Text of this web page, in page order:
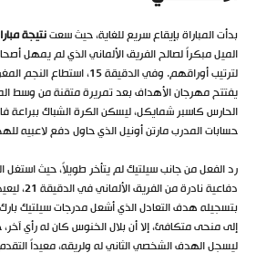
بدأت المباراة بإيقاع سريع للغاية، حيث سعتنتيجة
الميل مبكراً لصالح الفريق الألماني الذي لم يمهل
لترتيب أوراقهم. وفي الدقيقة
يفتتح مهرجان الأهداف بعد تمريرة متقنة من وسط
الحارس كاسبر شمايكل، ليسكن الكرة الشباك ببراعة
حسابات المدرب مارتن أونيل الذي حاول دفع لاعبيه
رد الفعل من جانب سيلتيك لم يتأخر طويلاً، حيث استغل
دفاعية
بتسجيله هدف التعادل الذي أشعل مدرجات سيلتيك
ليسجل الهدف الشخصي الثاني له ولريقه، معيداً